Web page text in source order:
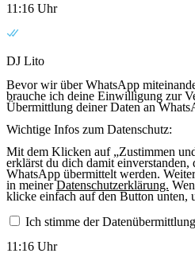
11:16 Uhr
DJ Lito
Bevor wir über WhatsApp
brauche ich deine Einwilligung zur
Übermittlung deiner Daten an
Wichtige Infos zum Datenschutz:
Mit dem Klicken auf „Zustimmen
erklärst du dich damit einverstanden,
WhatsApp übermittelt werden.
in meinerDatenschutzerklärung.
klicke einfach auf den Button unten,
Ich stimme der
11:16 Uhr